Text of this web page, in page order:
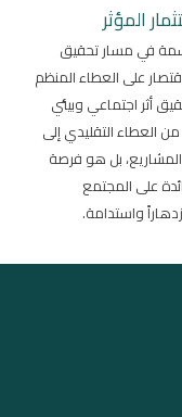
المؤثر
في مسار تحقيق
على العطاء المنظم
أثر اجتماعي وبيئي
العطاء التقليدي إلى
بل هو فرصة
على المجتمع
واستدامة.